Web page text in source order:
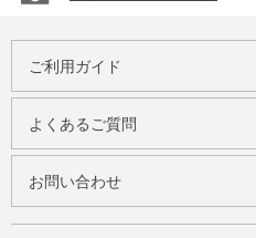
ご利用ガイド
よくあるご質問
お問い合わせ